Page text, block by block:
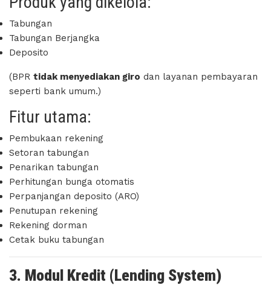
Tabungan
Tabungan Berjangka
Deposito
(BPR tidak menyediakan giro dan layanan pembayaran
seperti bank umum.)
Fitur utama:
Pembukaan rekening
Setoran tabungan
Penarikan tabungan
Perhitungan bunga otomatis
Perpanjangan deposito (ARO)
Penutupan rekening
Rekening dorman
Cetak buku tabungan
3. Modul Kredit (Lending System)